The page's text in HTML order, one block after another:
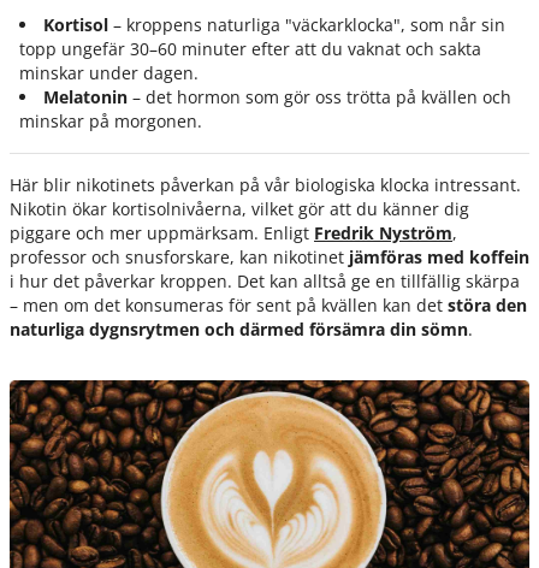
Kortisol – kroppens naturliga "väckarklocka", som når sin
topp ungefär 30–60 minuter efter att du vaknat och sakta
minskar under dagen.
Melatonin – det hormon som gör oss trötta på kvällen och
minskar på morgonen.
Här blir nikotinets påverkan på vår biologiska klocka intressant.
Nikotin ökar kortisolnivåerna, vilket gör att du känner dig
piggare och mer uppmärksam. Enligt Fredrik Nyström,
professor och snusforskare, kan nikotinet jämföras med koffein
i hur det påverkar kroppen. Det kan alltså ge en tillfällig skärpa
– men om det konsumeras för sent på kvällen kan det störa den
naturliga dygnsrytmen och därmed försämra din sömn.